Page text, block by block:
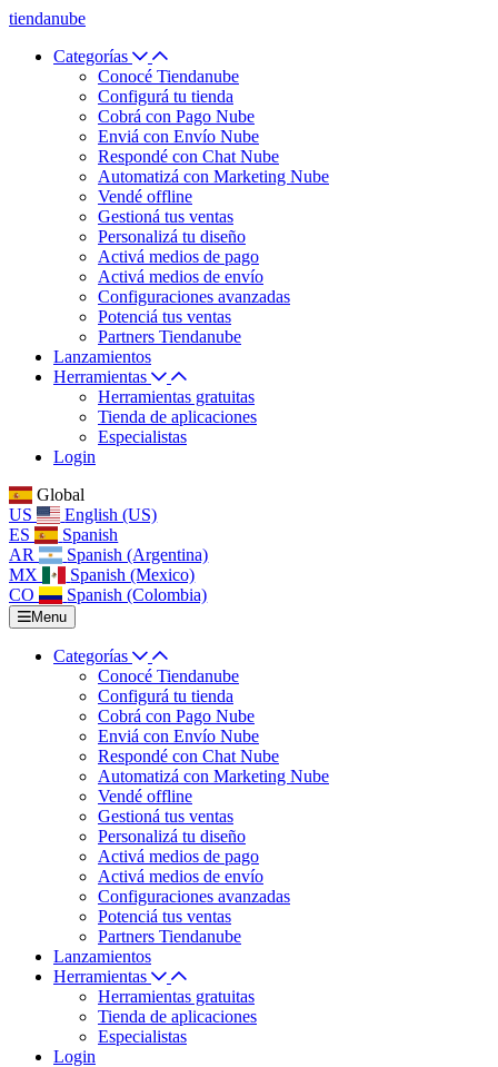
tiendanube
Categorías
Conocé Tiendanube
Configurá tu tienda
Cobrá con Pago Nube
Enviá con Envío Nube
Respondé con Chat Nube
Automatizá con Marketing Nube
Vendé offline
Gestioná tus ventas
Personalizá tu diseño
Activá medios de pago
Activá medios de envío
Configuraciones avanzadas
Potenciá tus ventas
Partners Tiendanube
Lanzamientos
Herramientas
Herramientas gratuitas
Tienda de aplicaciones
Especialistas
Login
Global
US
English (US)
ES
Spanish
AR
Spanish (Argentina)
MX
Spanish (Mexico)
CO
Spanish (Colombia)
Menu
Categorías
Conocé Tiendanube
Configurá tu tienda
Cobrá con Pago Nube
Enviá con Envío Nube
Respondé con Chat Nube
Automatizá con Marketing Nube
Vendé offline
Gestioná tus ventas
Personalizá tu diseño
Activá medios de pago
Activá medios de envío
Configuraciones avanzadas
Potenciá tus ventas
Partners Tiendanube
Lanzamientos
Herramientas
Herramientas gratuitas
Tienda de aplicaciones
Especialistas
Login